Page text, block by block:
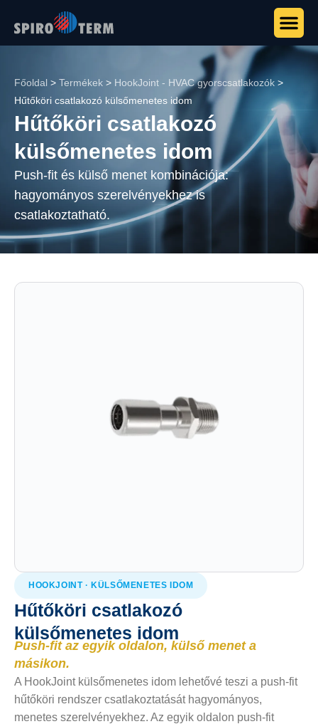
Főoldal > Termékek > HookJoint - HVAC gyorscsatlakozók >
Hűtőköri csatlakozó külsőmenetes idom
Hűtőköri csatlakozó
külsőmenetes idom
Push-fit és külső menet kombinációja:
hagyományos szerelvényekhez is
csatlakoztatható.
HOOKJOINT · KÜLSŐMENETES IDOM
Hűtőköri csatlakozó
külsőmenetes idom
Push-fit az egyik oldalon, külső menet a
másikon.
A HookJoint külsőmenetes idom lehetővé teszi a push-fit
hűtőköri rendszer csatlakoztatását hagyományos,
menetes szerelvényekhez. Az egyik oldalon push-fit